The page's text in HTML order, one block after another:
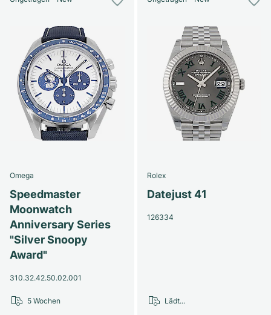
Omega
Speedmaster
Moonwatch
Anniversary Series
"Silver Snoopy
Award"
310.32.42.50.02.001
5 Wochen
Rolex
Datejust 41
126334
Lädt...